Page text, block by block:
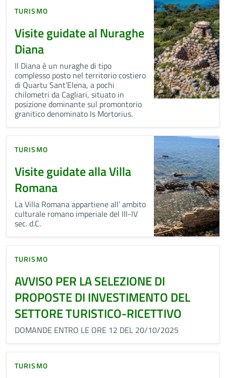
TURISMO
Visite guidate al Nuraghe
Diana
Il Diana è un nuraghe di tipo
complesso posto nel territorio costiero
di Quartu Sant’Elena, a pochi
chilometri da Cagliari, situato in
posizione dominante sul promontorio
granitico denominato Is Mortorius.
TURISMO
Visite guidate alla Villa
Romana
La Villa Romana appartiene all’ ambito
culturale romano imperiale del III-IV
sec. d.C.
TURISMO
AVVISO PER LA SELEZIONE DI
PROPOSTE DI INVESTIMENTO DEL
SETTORE TURISTICO-RICETTIVO
DOMANDE ENTRO LE ORE 12 DEL 20/10/2025
TURISMO